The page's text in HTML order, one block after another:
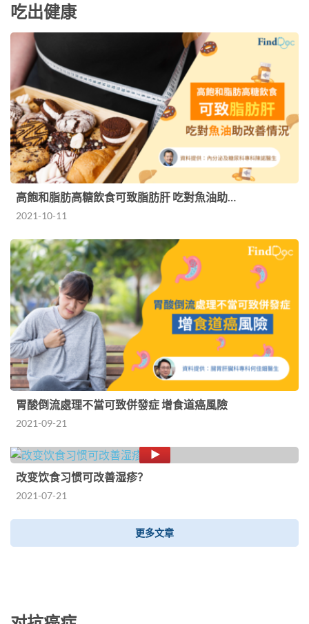
吃出健康
高飽和脂肪高糖飲食可致脂肪肝 吃對魚油助…
2021-10-11
胃酸倒流處理不當可致併發症 增食道癌風險
2021-09-21
改变饮食习惯可改善湿疹？
2021-07-21
更多文章